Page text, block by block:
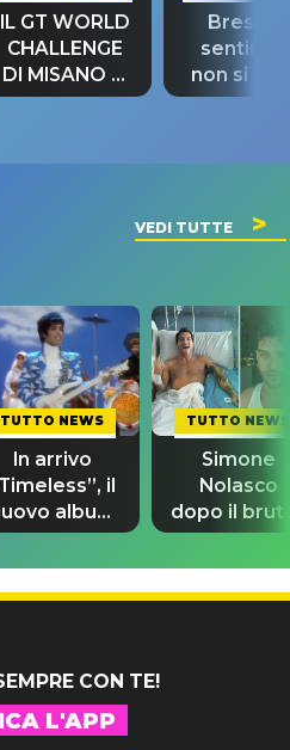
IL GT WORLD
CHALLENGE
DI MISANO si
riconferma
Bresh:
non si
fino alla
VEDI TUTTE
TUTTO NEWS
In arrivo
il
album
Prince con
10 brani
inediti
TUTTO NEWS
Simone
Nolasco
dopo il
incidente:
"Sono così
grato alla
CON TE!
L'APP